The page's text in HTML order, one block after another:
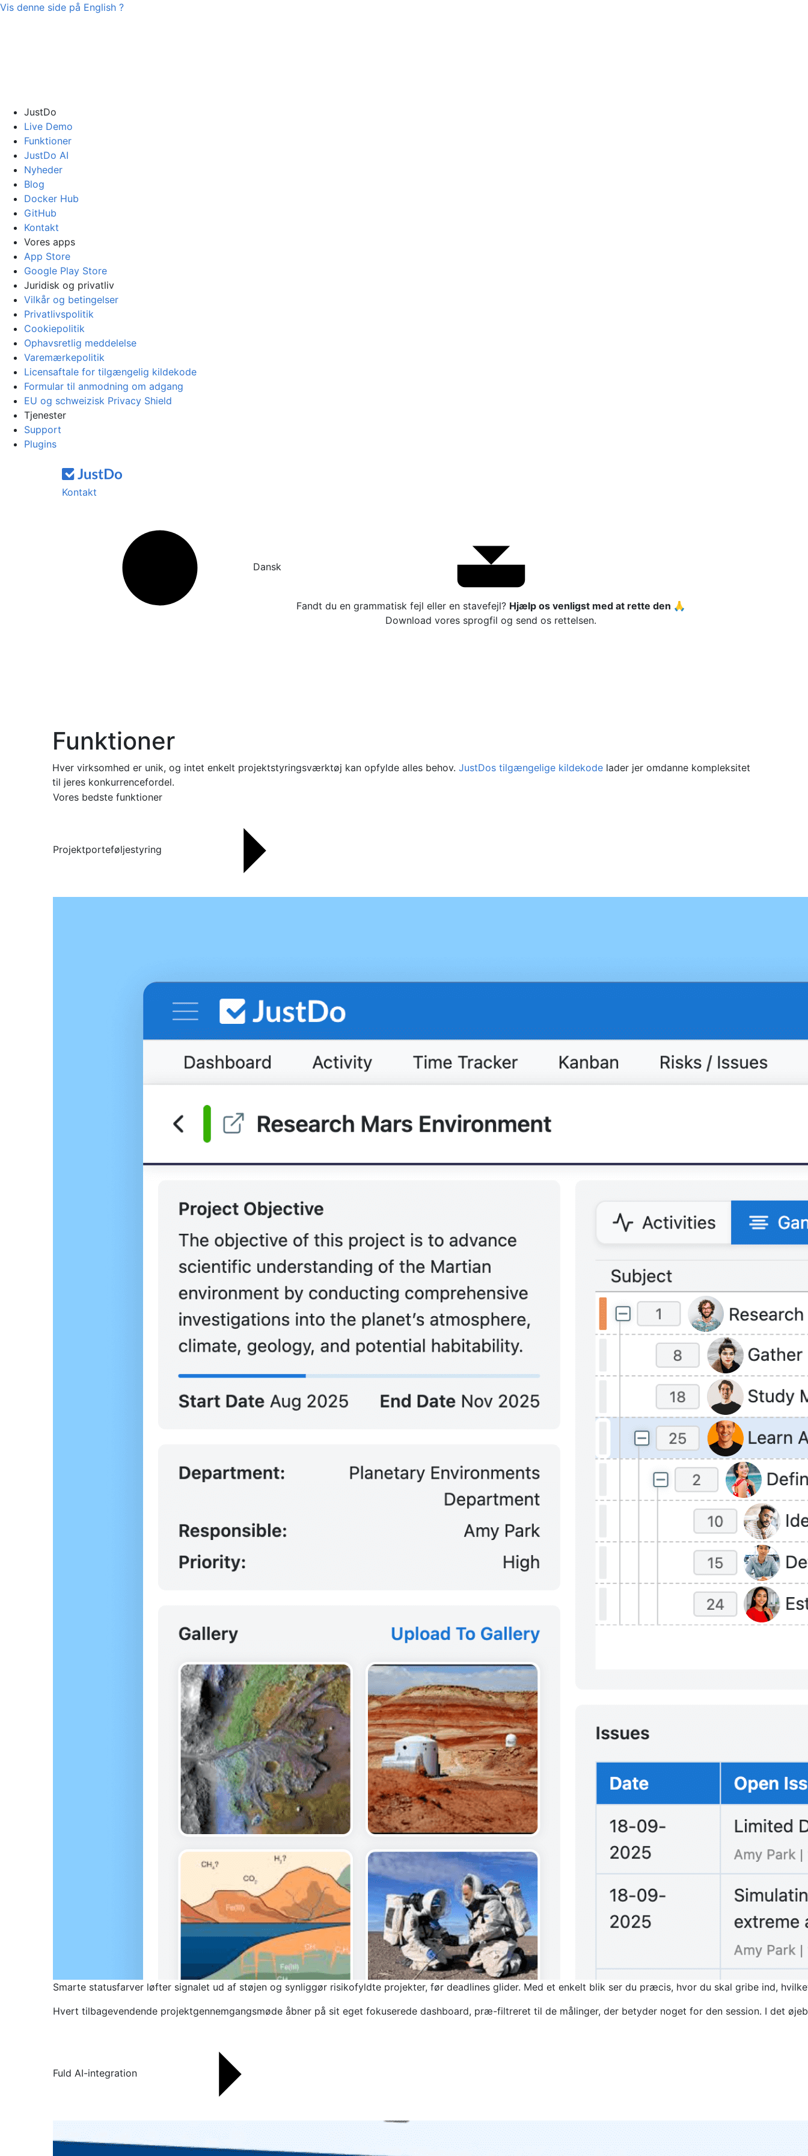
Vis denne side på English ?
JustDo
Live Demo
Funktioner
JustDo AI
Nyheder
Blog
Docker Hub
GitHub
Kontakt
Vores apps
App Store
Google Play Store
Juridisk og privatliv
Vilkår og betingelser
Privatlivspolitik
Cookiepolitik
Ophavsretlig meddelelse
Varemærkepolitik
Licensaftale for tilgængelig kildekode
Formular til anmodning om adgang
EU og schweizisk Privacy Shield
Tjenester
Support
Plugins
Kontakt
Dansk
Fandt du en grammatisk fejl eller en stavefejl? Hjælp os venligst med at rette den 🙏
Download vores sprogfil og send os rettelsen.
Funktioner
Hver virksomhed er unik, og intet enkelt projektstyringsværktøj kan opfylde alles behov. JustDos tilgængelige kildekode lader jer omdanne kompleksitet
til jeres konkurrencefordel.
Vores bedste funktioner
Projektporteføljestyring
Smarte statusfarver løfter signalet ud af støjen og synliggør risikofyldte projekter, før deadlines glider. Med et enkelt blik ser du præcis, hvor du skal gribe ind,
Hvert tilbagevendende projektgennemgangsmøde åbner på sit eget fokuserede dashboard, præ-filtreret til de målinger, der betyder noget for den session. I det
Fuld AI-integration